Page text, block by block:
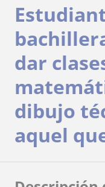
dar
dibujo
aquel